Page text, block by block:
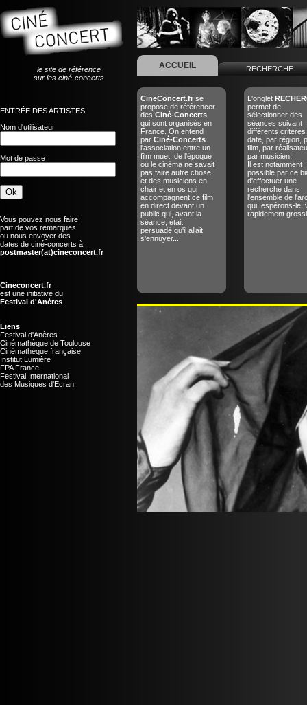
le site de référence
sur les ciné-concerts
ENTRÉE DES ARTISTES
Nom d'utilisateur
Mot de passe
Vous pouvez nous faire
part de vos remarques
ou nous envoyer des
dates de ciné-concerts à :
postmaster(at)cineconcert.fr
Cineconcert.fr
est une initiative du
Festival d'Anères
Liens
Festival d'Anères
Cinémathèque de Toulouse
Cinémathèque française
Institut Lumière
FPA France
Festival International
des Musiques d'Ecran
ACCUEIL RECHERCHE
CineConcert.fr se
propose de référencer
des Ciné-Concerts
qui sont organisés en
France. On entend
par Ciné-Concerts
l'association entre un
film muet, de l'époque
où le cinéma ne savait
pas faire autre chose,
et des musiciens en
chair et en os qui
accompagnent ce film
en direct devant un
public qui, avant la
séance, était
persuadé qu'il allait
s'ennuyer...
L'onglet
permet de
sélectionner des
séances suivant
différents critères
date, par région,
film, par
par musicien.
Il est notamment
possible par ce
d'effectuer une
recherche dans
l'ensemble de
qui, espérons-le,
rapidement